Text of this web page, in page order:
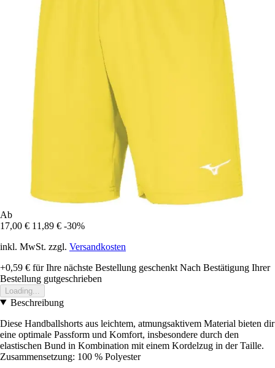
Ab
17,00 € 11,89 € -30%
inkl. MwSt. zzgl. Versandkosten
+0,59 € für Ihre nächste Bestellung geschenkt Nach Bestätigung Ihrer
Bestellung gutgeschrieben
Loading...
Beschreibung
Diese Handballshorts aus leichtem, atmungsaktivem Material bieten dir
eine optimale Passform und Komfort, insbesondere durch den
elastischen Bund in Kombination mit einem Kordelzug in der Taille.
Zusammensetzung: 100 % Polyester